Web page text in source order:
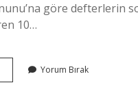
göre defterlerin
10…
Yorum Bırak